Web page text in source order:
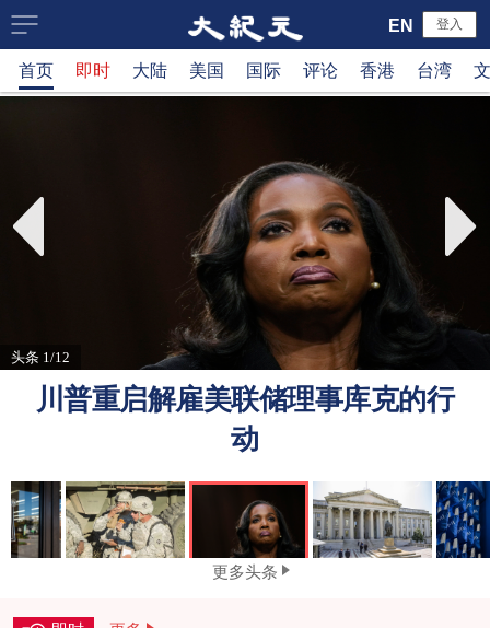
大
纪
新
网
登入
EN
首页 即时 大陆 美国 国际 评论 香港 台湾
头条 1/12
川普重启解雇美联储理事库克的行
动
更多头条